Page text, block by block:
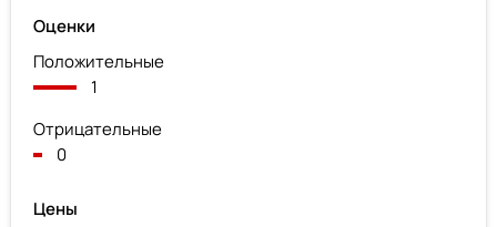
Оценки
Положительные
1
Отрицательные
0
Цены